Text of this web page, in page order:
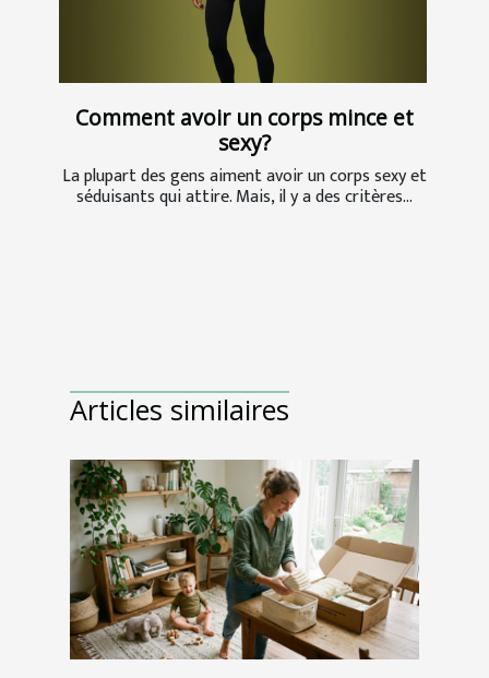
Comment avoir un corps mince et
sexy?
La plupart des gens aiment avoir un corps sexy et
séduisants qui attire. Mais, il y a des critères...
Articles similaires